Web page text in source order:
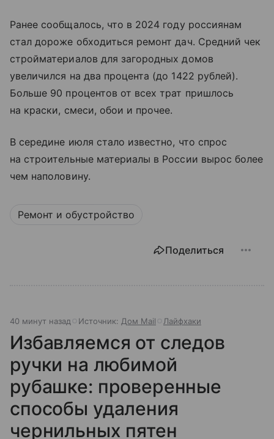
Ранее сообщалось, что в 2024 году россиянам
стал дороже обходиться ремонт дач. Средний чек
стройматериалов для загородных домов
увеличился на два процента (до 1422 рублей).
Больше 90 процентов от всех трат пришлось
на краски, смеси, обои и прочее.
В середине июля стало известно, что спрос
на строительные материалы в России вырос более
чем наполовину.
Ремонт и обустройство
Поделиться
40 минут назад Источник: Дом Mail Лайфхаки
Избавляемся от следов
ручки на любимой
рубашке: проверенные
способы удаления
чернильных пятен